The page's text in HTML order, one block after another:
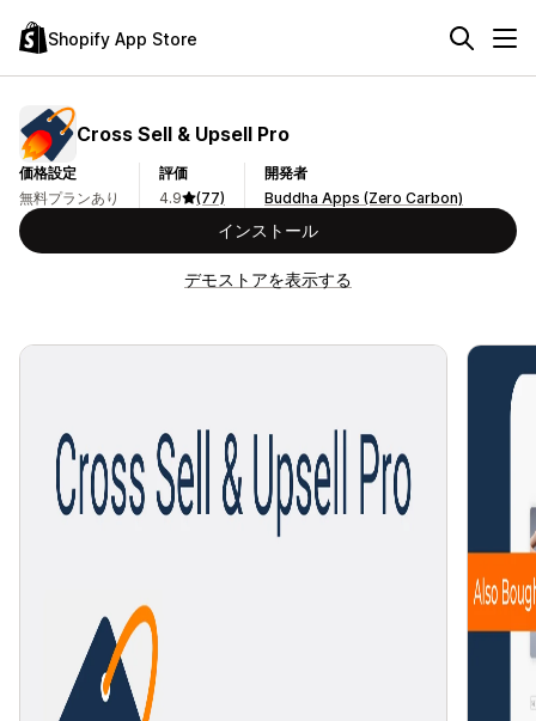
Shopify App Store
Cross Sell & Upsell Pro
価格設定
無料プランあり
評価
4.9
(77)
開発者
Buddha Apps (Zero Carbon)
インストール
デモストアを表示する